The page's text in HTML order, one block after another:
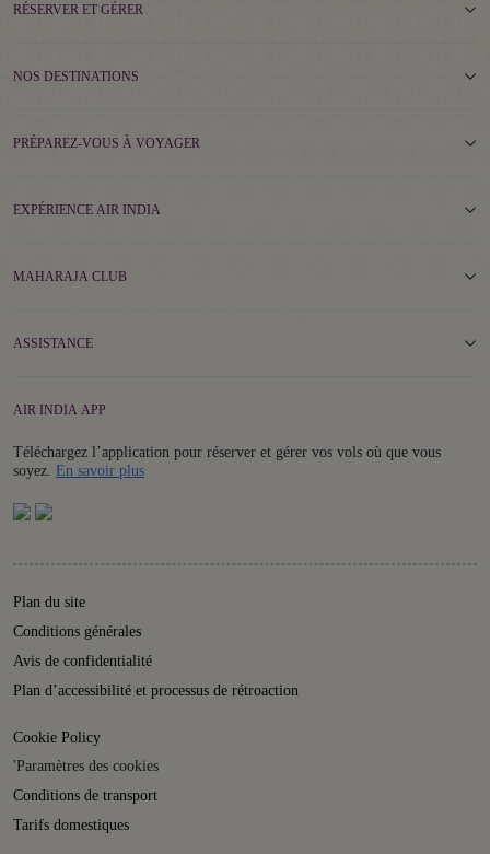
RÉSERVER ET GÉRER
NOS DESTINATIONS
PRÉPAREZ-VOUS À VOYAGER
EXPÉRIENCE AIR INDIA
MAHARAJA CLUB
ASSISTANCE
AIR INDIA APP
Téléchargez l’application pour réserver et gérer vos vols où que vous
soyez. En savoir plusDetails
Plan du site
Conditions générales
Avis de confidentialité
Plan d’accessibilité et processus de rétroaction
Cookie Policy
'Paramètres des cookies
Conditions de transport
Tarifs domestiques